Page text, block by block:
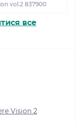
vol.2 837900
все
Vision 2